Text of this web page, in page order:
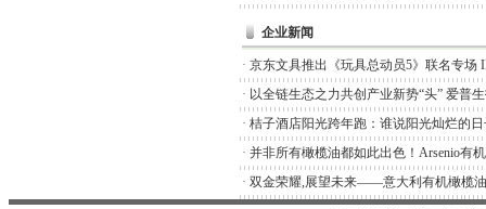
企业新闻
· 京东文具推出《玩具总动员5》联名专场
· 以全链生态之力共创产业新势“头” 爱普
· 桔子酒店阳光跨年跑：谁说阳光灿烂的
· 并非所有橄榄油都如此出色！Arsenio有
· 双金荣耀,展望未来——意大利有机橄榄